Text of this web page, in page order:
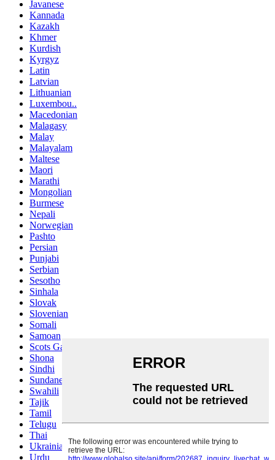
Javanese
Kannada
Kazakh
Khmer
Kurdish
Kyrgyz
Latin
Latvian
Lithuanian
Luxembou..
Macedonian
Malagasy
Malay
Malayalam
Maltese
Maori
Marathi
Mongolian
Burmese
Nepali
Norwegian
Pashto
Persian
Punjabi
Serbian
Sesotho
Sinhala
Slovak
Slovenian
Somali
Samoan
Scots Gaelic
Shona
Sindhi
Sundanese
Swahili
Tajik
Tamil
Telugu
Thai
Ukrainian
Urdu